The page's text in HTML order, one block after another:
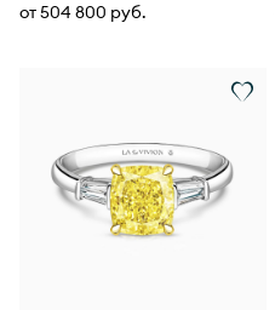
от 504 800 руб.